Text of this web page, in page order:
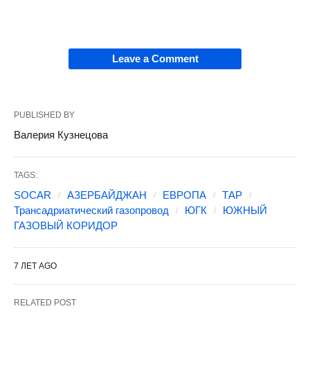
Leave a Comment
PUBLISHED BY
Валерия Кузнецова
TAGS:
SOCAR АЗЕРБАЙДЖАН ЕВРОПА
ТАР
Трансадриатический газопровод
ЮГК
ЮЖНЫЙ
ГАЗОВЫЙ КОРИДОР
7 ЛЕТ AGO
RELATED POST